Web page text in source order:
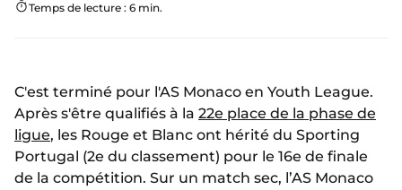
Temps de lecture : 6 min.
C'est terminé pour l'AS Monaco en Youth League.
Après s'être qualifiés à la 22e place de la phase de
ligue, les Rouge et Blanc ont hérité du Sporting
Portugal (2e du classement) pour le 16e de finale
de la compétition. Sur un match sec, l’AS Monaco